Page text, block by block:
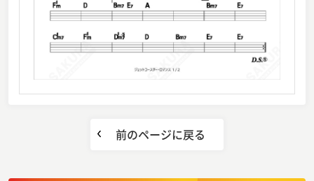
前のページに戻る